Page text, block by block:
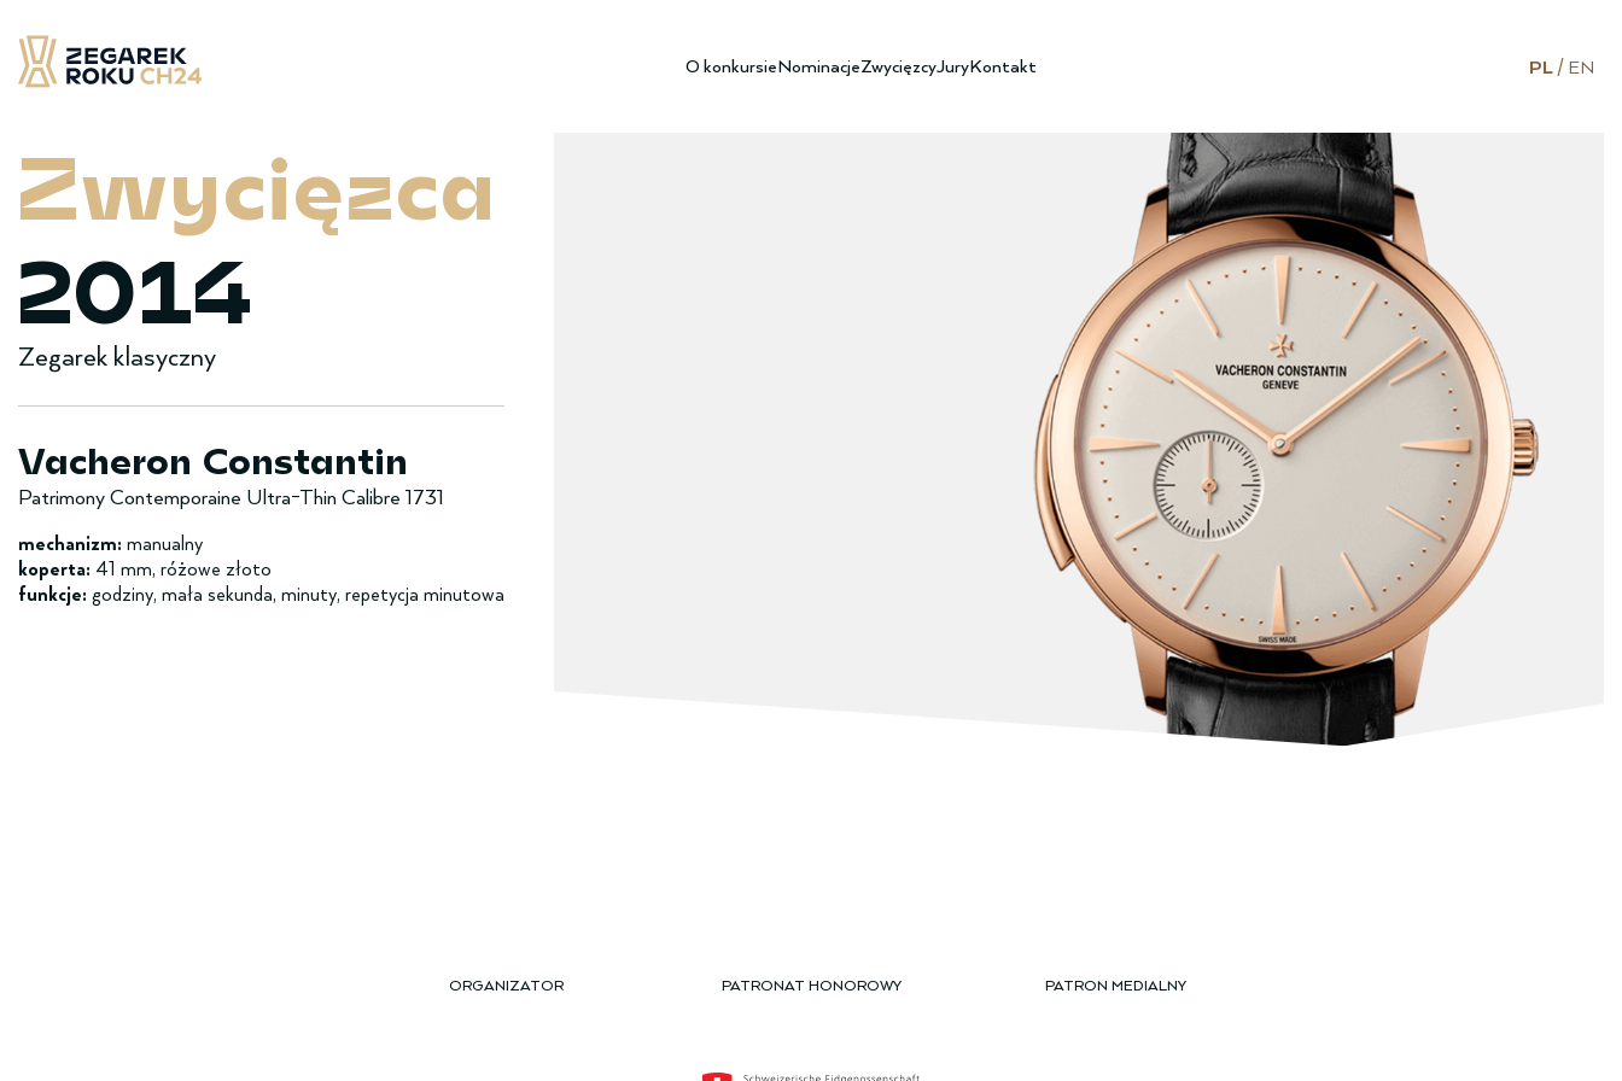
to
content
O konkursieNominacjeZwycięzcyJuryKontakt PL EN
Zwy­cięzca
2014
Zegarek klasyczny
Vacheron Constantin
Patrimony Contemporaine Ultra-Thin Calibre 1731
mechanizm: manualny
koperta: 41 mm, różowe złoto
funkcje: godziny, mała sekunda, minuty, repetycja minutowa
ORGANIZATOR PATRONAT HONOROWY PATRON MEDIALNY